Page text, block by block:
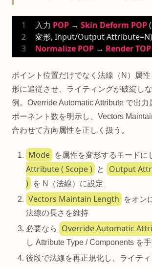
入力 POP → Skin Deform POP
Normalize POP → RenderTOP
ポイント位置だけでなく法線（N）属
形に追従させ、ライティングが破綻し
例。Override Automatic Attribute で出力
ポーネント数を明示し、Vectors
合わせて方向属性を正しく扱う。
Mode を属性を変形するモードに
Attribute ( Scope )
と
Output
)
を N（法線）に設定
Vectors Maintain Length
をオン
法線の長さを維持
必要なら
Override Automatic
し Attribute Type / Components を
後段で法線を再正規化し、ライテ